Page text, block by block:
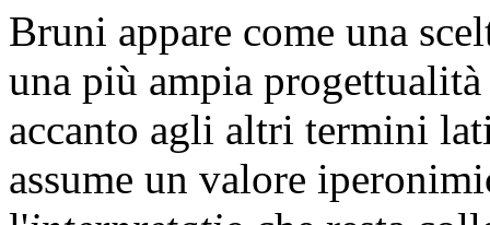
Bruni appare come una
una più ampia
accanto agli altri termini
assume un valore